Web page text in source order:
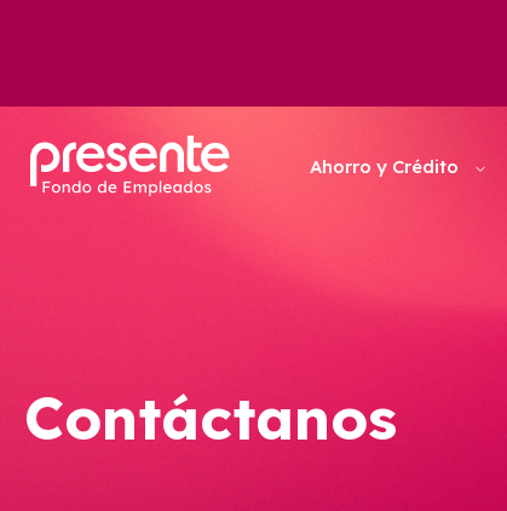
Ahorro y Crédito
Contáctanos